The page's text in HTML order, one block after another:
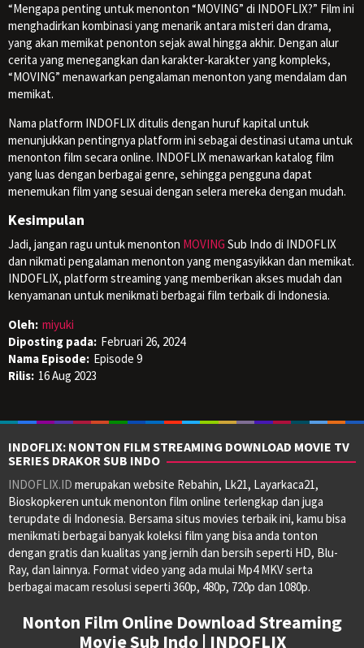
“Mengapa penting untuk menonton “MOVING” di INDOFLIX?” Film ini
menghadirkan kombinasi yang menarik antara misteri dan drama,
yang akan memikat penonton sejak awal hingga akhir. Dengan alur
cerita yang menegangkan dan karakter-karakter yang kompleks,
“MOVING” menawarkan pengalaman menonton yang mendalam dan
memikat.
Nama platform INDOFLIX ditulis dengan huruf kapital untuk
menunjukkan pentingnya platform ini sebagai destinasi utama untuk
menonton film secara online. INDOFLIX menawarkan katalog film
yang luas dengan berbagai genre, sehingga pengguna dapat
menemukan film yang sesuai dengan selera mereka dengan mudah.
Kesimpulan
Jadi, jangan ragu untuk menonton MOVING Sub Indo di INDOFLIX
dan nikmati pengalaman menonton yang mengasyikkan dan memikat.
INDOFLIX, platform streaming yang memberikan akses mudah dan
kenyamanan untuk menikmati berbagai film terbaik di Indonesia.
Oleh: miyuki
Diposting pada: Februari 26, 2024
Nama Episode: Episode 9
Rilis: 16 Aug 2023
INDOFLIX: NONTON FILM STREAMING DOWNLOAD MOVIE TV
SERIES DRAKOR SUB INDO
INDOFLIX.ID merupakan website Rebahin, Lk21, Layarkaca21,
Bioskopkeren untuk menonton film online terlengkap dan juga
terupdate di Indonesia. Bersama situs movies terbaik ini, kamu bisa
menikmati berbagai banyak koleksi film yang bisa anda tonton
dengan gratis dan kualitas yang jernih dan bersih seperti HD, Blu-
Ray, dan lainnya. Format video yang ada mulai Mp4 MKV serta
berbagai macam resolusi seperti 360p, 480p, 720p dan 1080p.
Nonton Film Online Download Streaming
Movie Sub Indo | INDOFLIX